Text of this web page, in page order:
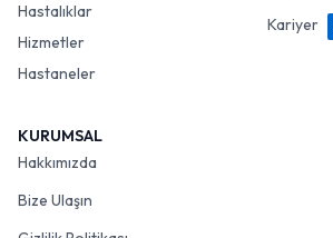
Hastalıklar
Hizmetler
Hastaneler
Kariyer
KURUMSAL
Hakkımızda
Bize Ulaşın